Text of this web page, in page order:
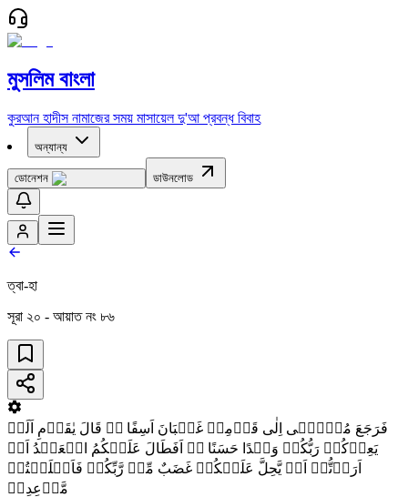
মুসলিম বাংলা
কুরআন হাদীস নামাজের সময় মাসায়েল দু'আ প্রবন্ধ বিবাহ
অন্যান্য
ডোনেশন ডাউনলোড
ত্বা-হা
সূরা ২০ - আয়াত নং ৮৬
فَرَجَعَ مُوۡسٰۤی اِلٰی قَوۡمِہٖ غَضۡبَانَ اَسِفًا ۬ۚ قَالَ یٰقَوۡمِ اَلَمۡ
یَعِدۡکُمۡ رَبُّکُمۡ وَعۡدًا حَسَنًا ۬ؕ اَفَطَالَ عَلَیۡکُمُ الۡعَہۡدُ اَمۡ
اَرَدۡتُّمۡ اَنۡ یَّحِلَّ عَلَیۡکُمۡ غَضَبٌ مِّنۡ رَّبِّکُمۡ فَاَخۡلَفۡتُمۡ
مَّوۡعِدِیۡ